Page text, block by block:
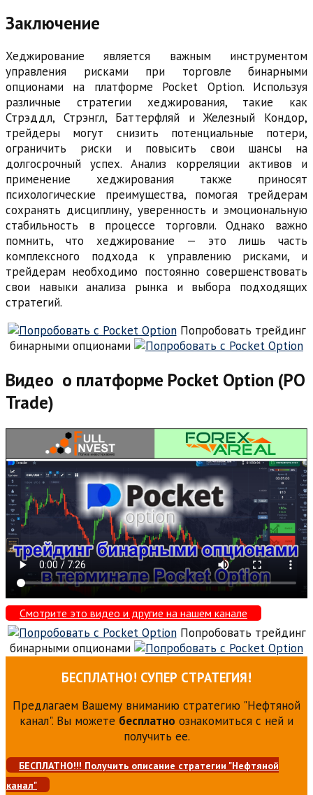
Заключение
Хеджирование является важным инструментом
управления рисками при торговле бинарными
опционами на платформе Pocket Option. Используя
различные стратегии хеджирования, такие как
Стрэддл, Стрэнгл, Баттерфляй и Железный Кондор,
трейдеры могут снизить потенциальные потери,
ограничить риски и повысить свои шансы на
долгосрочный успех. Анализ корреляции активов и
применение хеджирования также приносят
психологические преимущества, помогая трейдерам
сохранять дисциплину, уверенность и эмоциональную
стабильность в процессе торговли. Однако важно
помнить, что хеджирование — это лишь часть
комплексного подхода к управлению рисками, и
трейдерам необходимо постоянно совершенствовать
свои навыки анализа рынка и выбора подходящих
стратегий.
Попробовать трейдинг
бинарными опционами
Видео о платформе Pocket Option (PO
Trade)
Смотрите это видео и другие на нашем канале
Попробовать трейдинг
бинарными опционами
БЕСПЛАТНО! СУПЕР СТРАТЕГИЯ!
Предлагаем Вашему вниманию стратегию "Нефтяной
канал". Вы можете бесплатно ознакомиться с ней и
получить ее.
БЕСПЛАТНО!!! Получить описание стратегии "Нефтяной
канал"